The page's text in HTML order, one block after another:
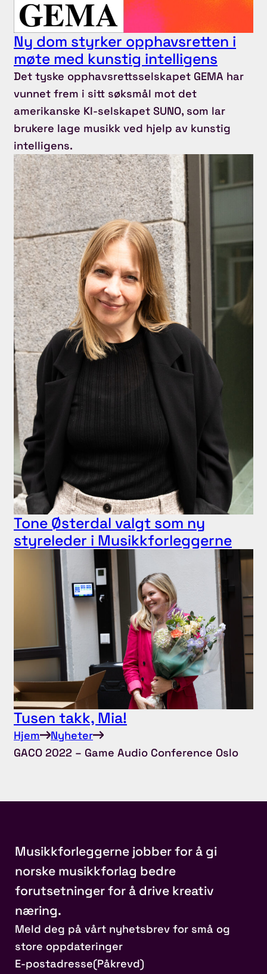
Ny dom styrker opphavsretten i
møte med kunstig intelligens
Det tyske opphavsrettsselskapet GEMA har
vunnet frem i sitt søksmål mot det
amerikanske KI-selskapet SUNO, som lar
brukere lage musikk ved hjelp av kunstig
intelligens.
Tone Østerdal valgt som ny
styreleder i Musikkforleggerne
Tusen takk, Mia!
Hjem
Nyheter
GACO 2022 – Game Audio Conference Oslo
Musikkforleggerne jobber for å gi
norske musikkforlag bedre
forutsetninger for å drive kreativ
næring.
Meld deg på vårt nyhetsbrev for små og
store oppdateringer
E-postadresse(Påkrevd)